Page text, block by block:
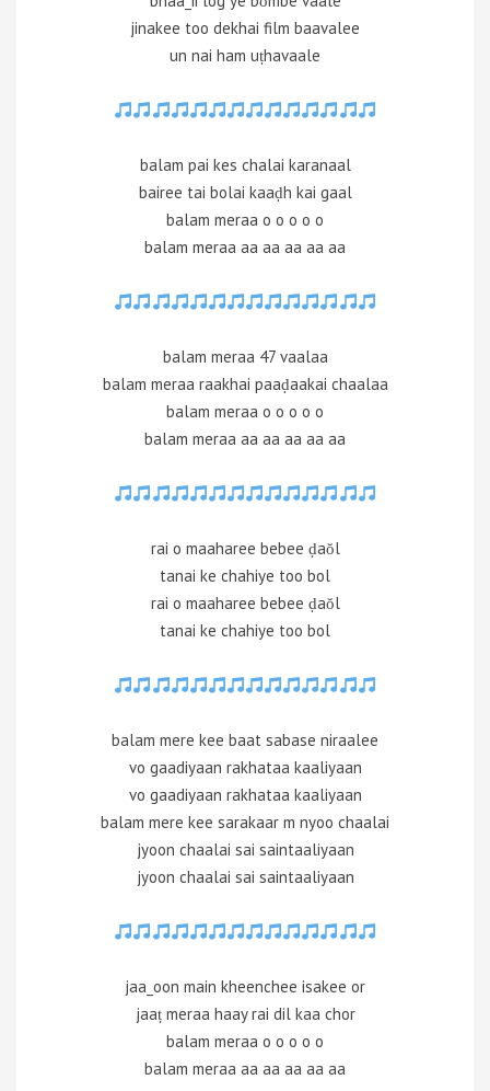
jinakee too dekhai film baavalee
un nai ham uṭhavaale
balam pai kes chalai karanaal
bairee tai bolai kaaḍh kai gaal
balam meraa o o o o o
balam meraa aa aa aa aa aa
balam meraa 47 vaalaa
balam meraa raakhai paaḍaakai chaalaa
balam meraa o o o o o
balam meraa aa aa aa aa aa
rai o maaharee bebee ḍaŏl
tanai ke chahiye too bol
rai o maaharee bebee ḍaŏl
tanai ke chahiye too bol
balam mere kee baat sabase niraalee
vo gaadiyaan rakhataa kaaliyaan
vo gaadiyaan rakhataa kaaliyaan
balam mere kee sarakaar m nyoo chaalai
jyoon chaalai sai saintaaliyaan
jyoon chaalai sai saintaaliyaan
jaa_oon main kheenchee isakee or
jaaṭ meraa haay rai dil kaa chor
balam meraa o o o o o
balam meraa aa aa aa aa aa